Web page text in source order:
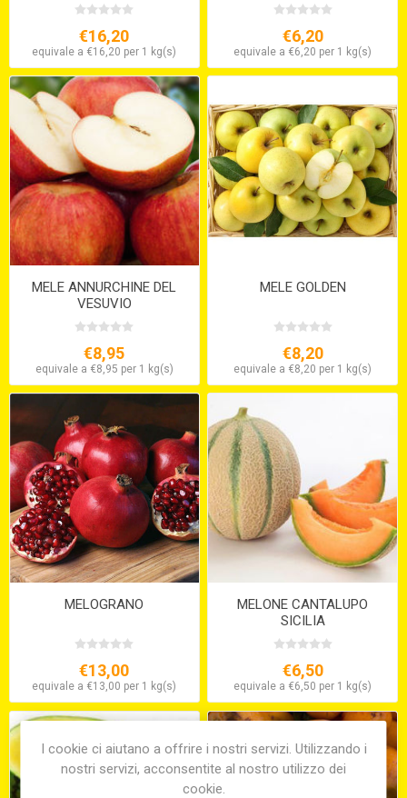
€16,20
equivale a €16,20 per 1 kg(s)
€6,20
equivale a €6,20 per 1 kg(s)
MELE ANNURCHINE DEL
VESUVIO
€8,95
equivale a €8,95 per 1 kg(s)
MELE GOLDEN
€8,20
equivale a €8,20 per 1 kg(s)
MELOGRANO
€13,00
equivale a €13,00 per 1 kg(s)
MELONE CANTALUPO
SICILIA
€6,50
equivale a €6,50 per 1 kg(s)
I cookie ci aiutano a offrire i nostri servizi. Utilizzando i
nostri servizi, acconsentite al nostro utilizzo dei
cookie.